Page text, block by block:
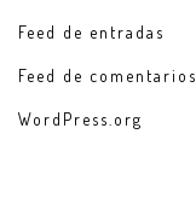
Feed de entradas
Feed de comentarios
WordPress.org